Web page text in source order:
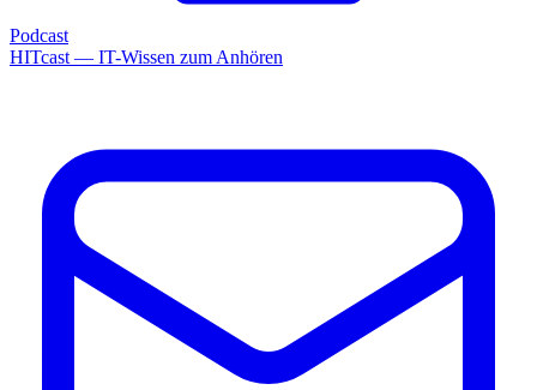
Podcast
HITcast — IT-Wissen zum Anhören